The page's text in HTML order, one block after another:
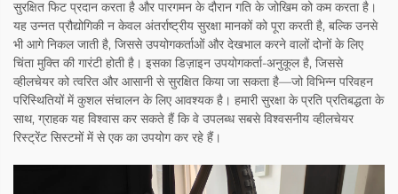
सुरक्षित फिट प्रदान करता है और पारगमन के दौरान गति के जोखिम को कम करता है।
यह उन्नत प्रौद्योगिकी न केवल अंतर्राष्ट्रीय सुरक्षा मानकों को पूरा करती है, बल्कि उनसे
भी आगे निकल जाती है, जिससे उपयोगकर्ताओं और देखभाल करने वालों दोनों के लिए
चिंता मुक्ति की गारंटी होती है। इसका डिज़ाइन उपयोगकर्ता-अनुकूल है, जिससे
व्हीलचेयर को त्वरित और आसानी से सुरक्षित किया जा सकता है—जो विभिन्न परिवहन
परिस्थितियों में कुशल संचालन के लिए आवश्यक है। हमारी सुरक्षा के प्रति प्रतिबद्धता के
साथ, ग्राहक यह विश्वास कर सकते हैं कि वे उपलब्ध सबसे विश्वसनीय व्हीलचेयर
रिस्ट्रेंट सिस्टमों में से एक का उपयोग कर रहे हैं।